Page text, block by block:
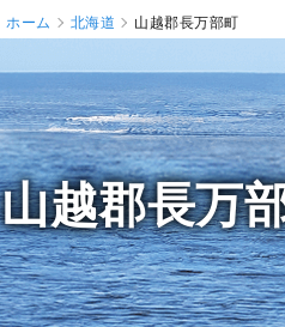
ホーム 北海道 山越郡長万部町
山越郡長万